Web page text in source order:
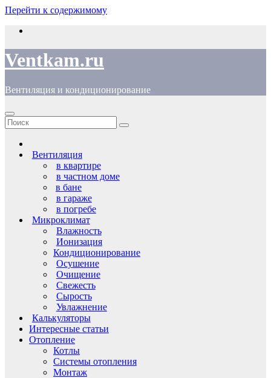
Перейти к содержимому
Ventkam.ru
Вентиляция и кондиционирование
Вентиляция
в квартире
в частном доме
в бане
в гараже
в погребе
Микроклимат
Влажность
Ионизация
Кондиционирование
Осушение
Очищение
Свежесть
Сырость
Увлажнение
Калькуляторы
Интересные статьи
Отопление
Котлы
Системы отопления
Монтаж